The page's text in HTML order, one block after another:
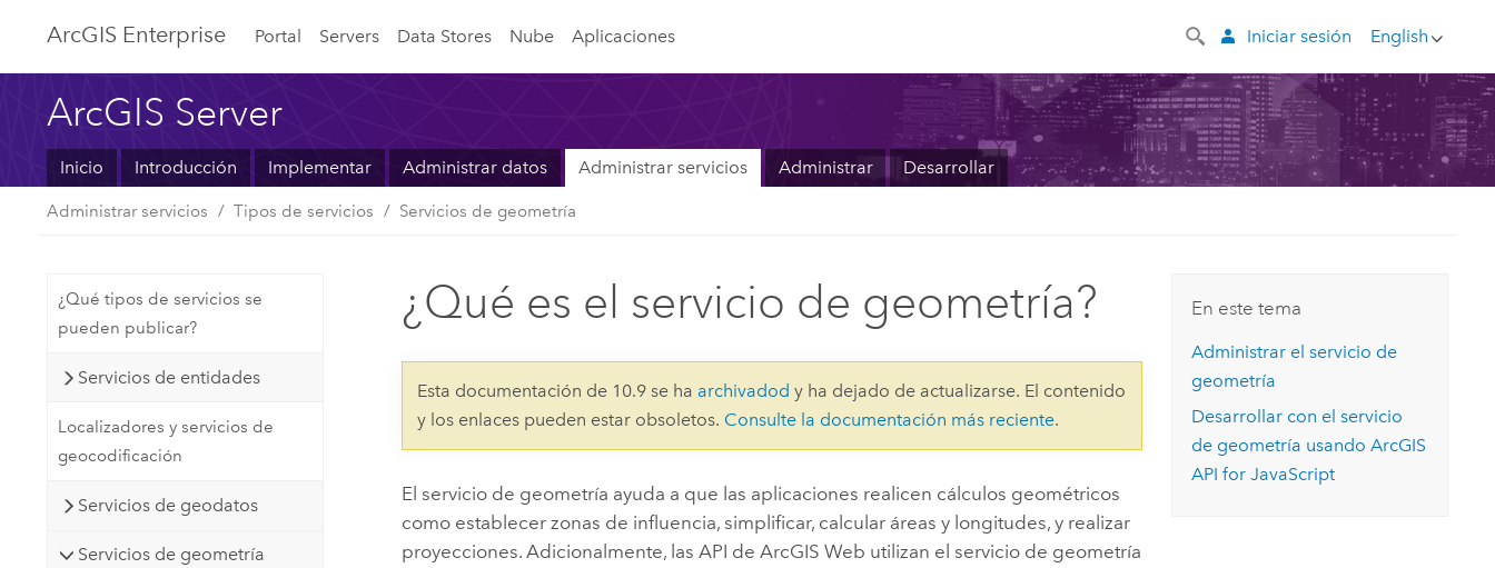
ArcGIS Enterprise Portal Servers Data Stores Nube Aplicaciones English
Iniciar sesión
ArcGIS Server
Inicio Introducción Implementar Administrar datos Administrar servicios Administrar Desarrollar
Administrar servicios Tipos de servicios Servicios de geometría
¿Qué tipos de servicios se
pueden publicar?
Servicios de entidades
Localizadores y servicios de
geocodificación
Servicios de geodatos
Servicios de geometría
¿Qué es el servicio de geometría?
Esta documentación de 10.9 se ha archivadod y ha dejado de actualizarse. El contenido
y los enlaces pueden estar obsoletos. Consulte la documentación más reciente.
El servicio de geometría ayuda a que las aplicaciones realicen cálculos geométricos
como establecer zonas de influencia, simplificar, calcular áreas y longitudes, y realizar
proyecciones. Adicionalmente, las API de ArcGIS Web utilizan el servicio de geometría
En este tema
Administrar el servicio de
geometría
Desarrollar con el servicio
de geometría usandoArcGIS
API for JavaScript